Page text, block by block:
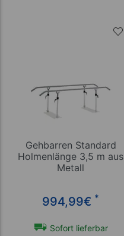
Gehbarren Standard
Holmenlänge 3,5 m aus
Metall
994,99€ *
Sofort lieferbar